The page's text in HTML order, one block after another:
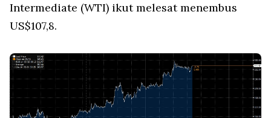
Intermediate (WTI) ikut melesat menembus
US$107,8.